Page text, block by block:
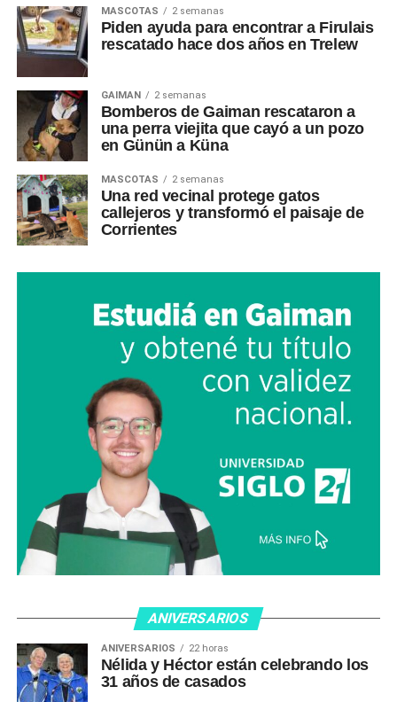
MASCOTAS 2 semanas
Piden ayuda para encontrar a Firulais
rescatado hace dos años en Trelew
GAIMAN 2 semanas
Bomberos de Gaiman rescataron a
una perra viejita que cayó a un pozo
en Günün a Küna
MASCOTAS 2 semanas
Una red vecinal protege gatos
callejeros y transformó el paisaje de
Corrientes
ANIVERSARIOS
ANIVERSARIOS 22 horas
Nélida y Héctor están celebrando los
31 años de casados